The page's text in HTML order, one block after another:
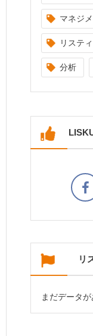
マネジ
リステ
分析
リ
まだデータが